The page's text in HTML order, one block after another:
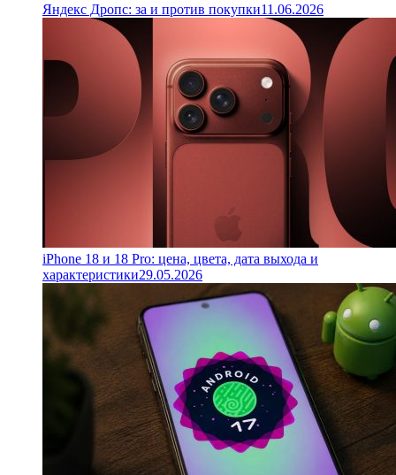
Яндекс Дропс: за и против покупки11.06.2026
iPhone 18 и 18 Pro: цена, цвета, дата выхода и
характеристики29.05.2026